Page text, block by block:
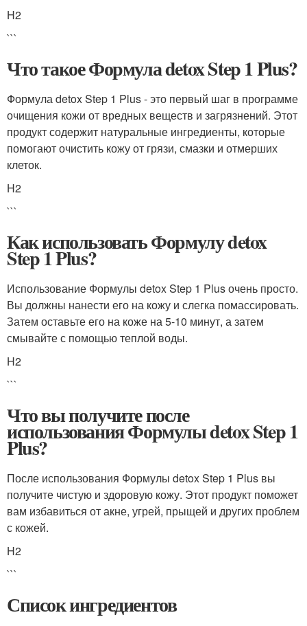
H2
```
Что такое Формула detox Step 1 Plus?
Формула detox Step 1 Plus - это первый шаг в программе
очищения кожи от вредных веществ и загрязнений. Этот
продукт содержит натуральные ингредиенты, которые
помогают очистить кожу от грязи, смазки и отмерших
клеток.
H2
```
Как использовать Формулу detox
Step 1 Plus?
Использование Формулы detox Step 1 Plus очень просто.
Вы должны нанести его на кожу и слегка помассировать.
Затем оставьте его на коже на 5-10 минут, а затем
смывайте с помощью теплой воды.
H2
```
Что вы получите после
использования Формулы detox Step 1
Plus?
После использования Формулы detox Step 1 Plus вы
получите чистую и здоровую кожу. Этот продукт поможет
вам избавиться от акне, угрей, прыщей и других проблем
с кожей.
H2
```
Список ингредиентов